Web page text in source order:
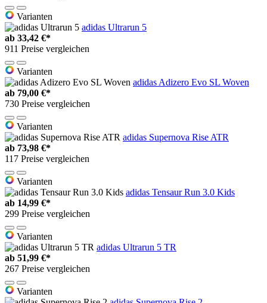
Varianten
adidas Ultrarun 5
ab 33,42 €*
911 Preise vergleichen
Varianten
adidas Adizero Evo SL Woven
ab 79,00 €*
730 Preise vergleichen
Varianten
adidas Supernova Rise ATR
ab 73,98 €*
117 Preise vergleichen
Varianten
adidas Tensaur Run 3.0 Kids
ab 14,99 €*
299 Preise vergleichen
Varianten
adidas Ultrarun 5 TR
ab 51,99 €*
267 Preise vergleichen
Varianten